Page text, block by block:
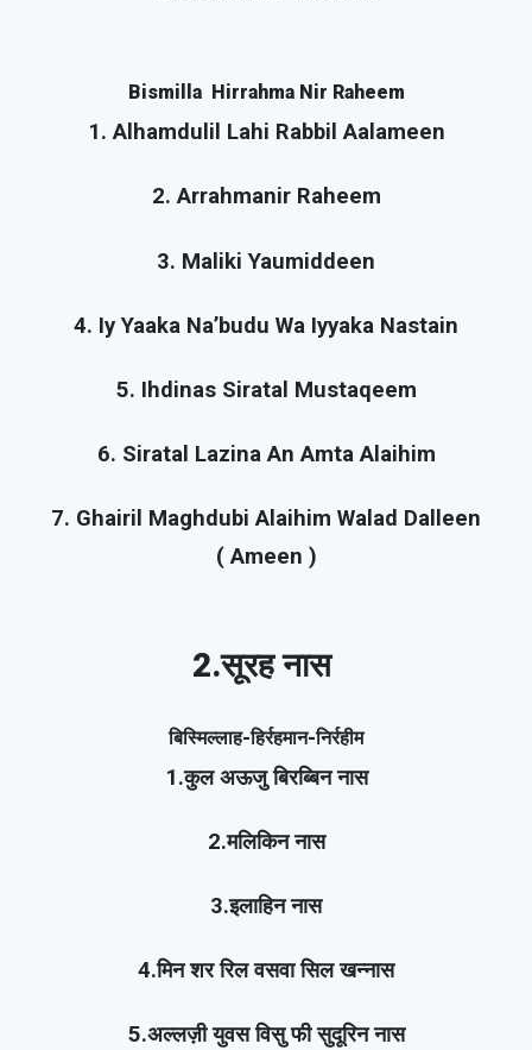
Bismilla Hirrahma Nir Raheem
1. Alhamdulil Lahi Rabbil Aalameen
2. Arrahmanir Raheem
3. Maliki Yaumiddeen
4. Iy Yaaka Na’budu Wa Iyyaka Nastain
5. Ihdinas Siratal Mustaqeem
6. Siratal Lazina An Amta Alaihim
7. Ghairil Maghdubi Alaihim Walad Dalleen
( Ameen )
2.सूरह नास
बिस्मिल्लाह-हिर्रहमान-निर्रहीम
1.कुल अऊजु बिरब्बिन नास
2.मलिकिन नास
3.इलाहिन नास
4.मिन शर रिल वसवा सिल खन्नास
5.अल्लज़ी युवस विसु फी सुदूरिन नास